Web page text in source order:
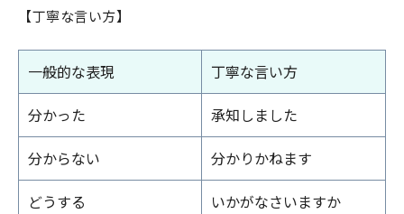
【丁寧な言い方】
一般的な表現
丁寧な言い方
分かった
承知しました
分からない
分かりかねます
どうする
いかがなさいますか